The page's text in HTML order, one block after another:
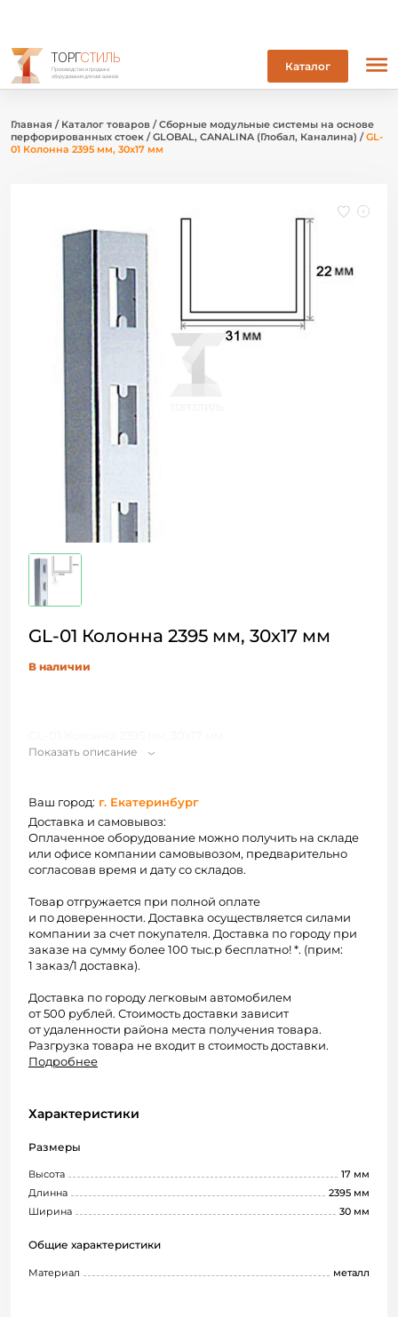
ТОРГСТИЛЬ
Производство и продажа
оборудования для магазинов
Каталог
Главная / Каталог товаров /Сборные модульные системы на основе
перфорированных стоек /GLOBAL, CANALINA (Глобал, Каналина) /GL-
01 Колонна 2395 мм, 30х17 мм
GL-01 Колонна 2395 мм, 30х17 мм
В наличии
Показать описание
Ваш город: г. Екатеринбург
Доставка и самовывоз:
Оплаченное оборудование можно получить на складе
или офисе компании самовывозом, предварительно
согласовав время и дату со складов.
Товар отгружается при полной оплате
и по доверенности. Доставка осуществляется силами
компании за счет покупателя. Доставка по городу при
заказе на сумму более 100 тыс.р бесплатно! *. (прим:
1 заказ/1 доставка).
Доставка по городу легковым автомобилем
от 500 рублей. Стоимость доставки зависит
от удаленности района места получения товара.
Разгрузка товара не входит в стоимость доставки.
Подробнее
Характеристики
Размеры
Высота
17 мм
Длинна
2395 мм
Ширина
30 мм
Общие характеристики
Материал металл